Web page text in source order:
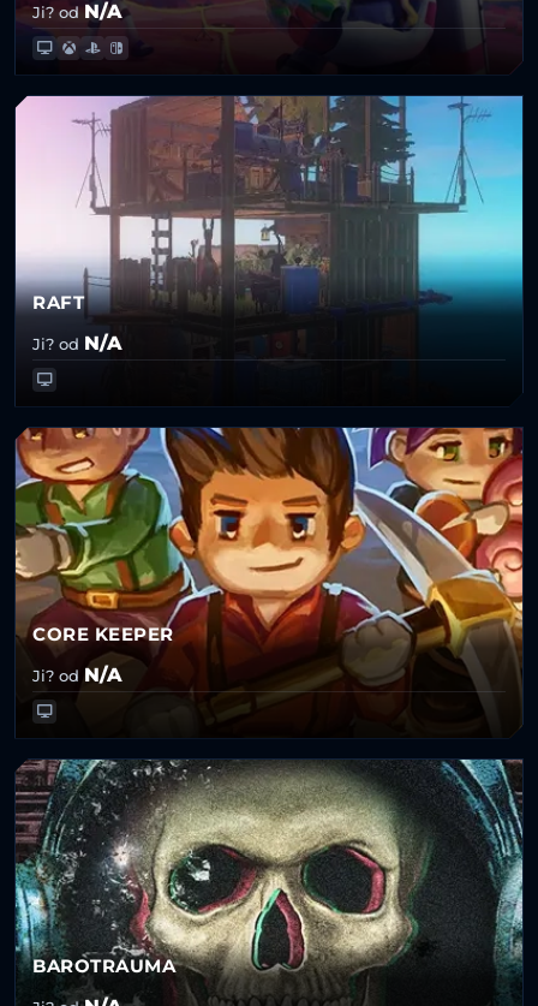
Ji? od N/A
RAFT
Ji? od N/A
CORE KEEPER
Ji? od N/A
BAROTRAUMA